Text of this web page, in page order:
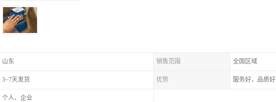
山东 销售范围 全国区域
3~7天发货 优势 服务好，品质好
个人、企业